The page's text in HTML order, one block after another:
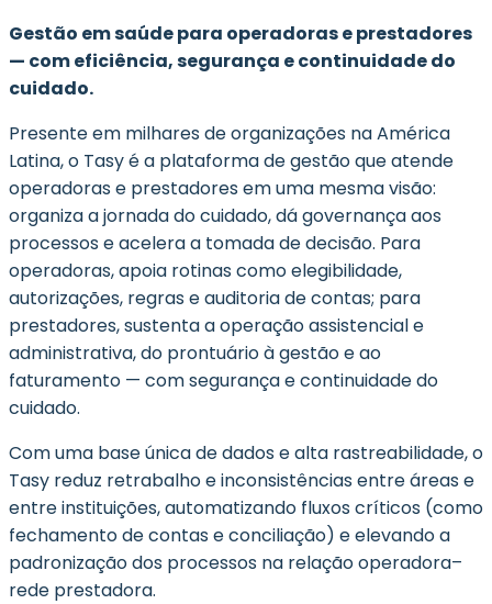
Gestão em saúde para operadoras e prestadores
— com eficiência, segurança e continuidade do
cuidado.
Presente em milhares de organizações na América
Latina, o Tasy é a plataforma de gestão que atende
operadoras e prestadores em uma mesma visão:
organiza a jornada do cuidado, dá governança aos
processos e acelera a tomada de decisão. Para
operadoras, apoia rotinas como elegibilidade,
autorizações, regras e auditoria de contas; para
prestadores, sustenta a operação assistencial e
administrativa, do prontuário à gestão e ao
faturamento — com segurança e continuidade do
cuidado.
Com uma base única de dados e alta rastreabilidade, o
Tasy reduz retrabalho e inconsistências entre áreas e
entre instituições, automatizando fluxos críticos (como
fechamento de contas e conciliação) e elevando a
padronização dos processos na relação operadora–
rede prestadora.